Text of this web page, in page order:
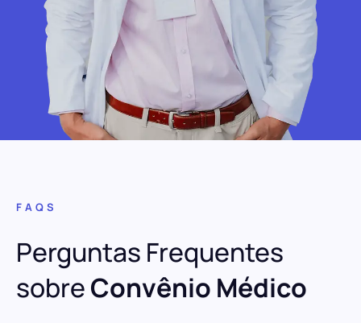
FAQS
Perguntas Frequentes
sobreConvênio Médico